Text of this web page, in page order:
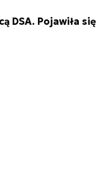
DSA. Pojawiła się